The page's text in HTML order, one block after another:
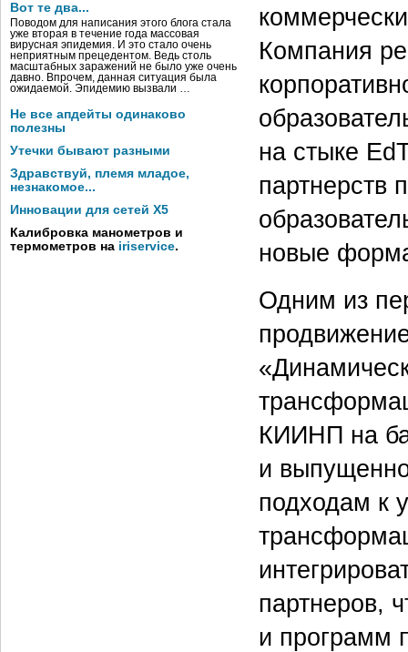
Вот те два...
Поводом для написания этого блога стала
уже вторая в течение года массовая
вирусная эпидемия. И это стало очень
неприятным прецедентом. Ведь столь
масштабных заражений не было уже очень
давно. Впрочем, данная ситуация была
ожидаемой. Эпидемию вызвали …
Не все апдейты одинаково
полезны
Утечки бывают разными
Здравствуй, племя младое,
незнакомое...
Инновации для сетей X5
Калибровка манометров и
термометров на iriservice.
Компания
на стыке
партнерств
новые
Одним из
КИИНП на
и
подходам к
партнеров,
и программ